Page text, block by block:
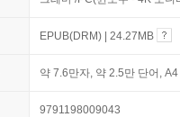
EPUB(DRM) | 24.27MB
약 7.6만자, 약 2.5만 단어,
9791198009043